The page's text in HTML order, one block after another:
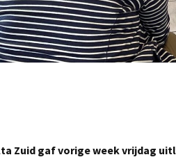
Zuid gaf vorige week vrijdag